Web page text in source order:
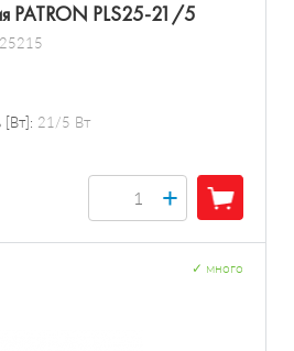
PATRON PLS25-21/5
[Вт]: 21/5 Вт
+
много